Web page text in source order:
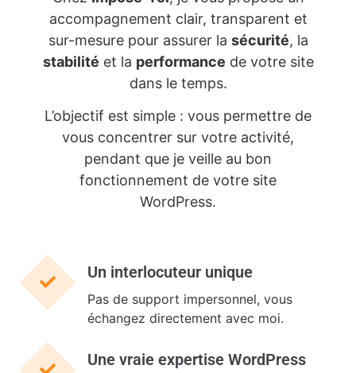
accompagnement clair, transparent et
sur-mesure pour assurer la sécurité, la
stabilité et la performance de votre site
dans le temps.
L’objectif est simple : vous permettre de
vous concentrer sur votre activité,
pendant que je veille au bon
fonctionnement de votre site
WordPress.
Un interlocuteur unique
Pas de support impersonnel, vous
échangez directement avec moi.
Une vraie expertise WordPress